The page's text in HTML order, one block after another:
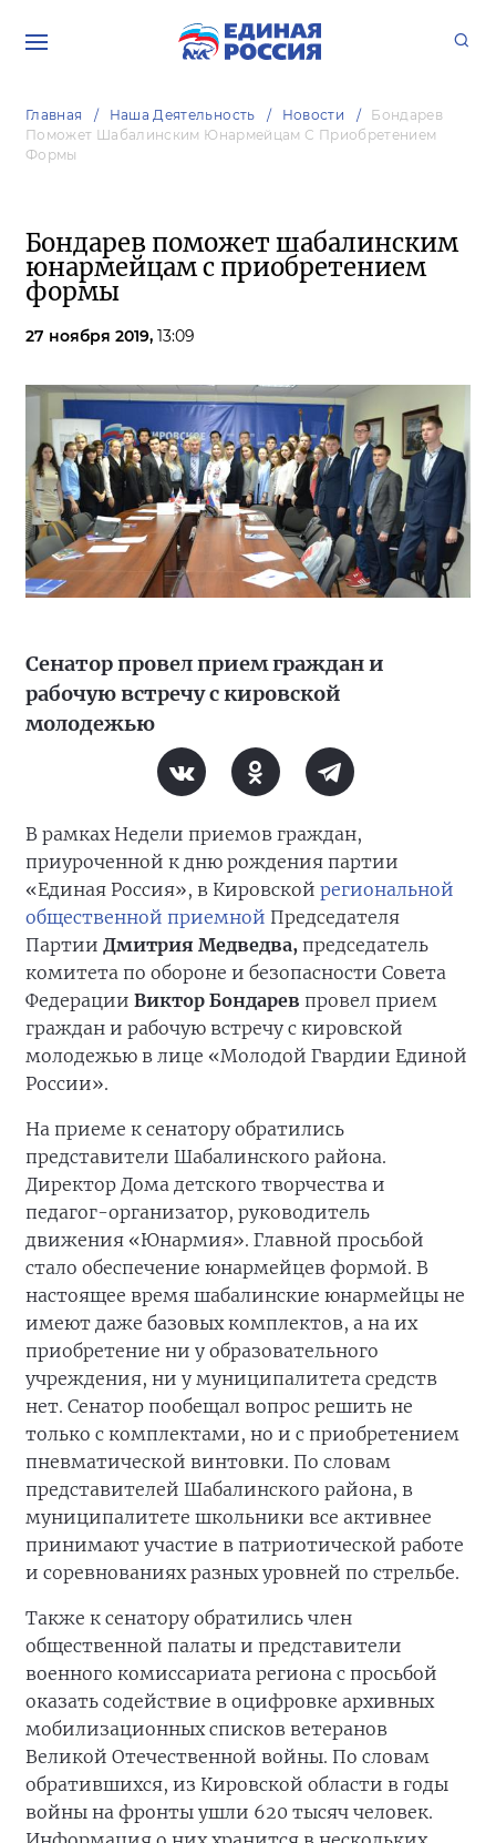
Главная Наша Деятельность Новости
Бондарев
Поможет Шабалинским Юнармейцам С Приобретением
Формы
Бондарев поможет шабалинским
юнармейцам с приобретением
формы
27 ноября 2019, 13:09
Сенатор провел прием граждан и
рабочую встречу с кировской
молодежью
В рамках Недели приемов граждан,
приуроченной к дню рождения партии
«Единая Россия», в Кировской региональной
общественной приемной Председателя
Партии Дмитрия Медведва, председатель
комитета по обороне и безопасности Совета
Федерации Виктор Бондарев провел прием
граждан и рабочую встречу с кировской
молодежью в лице «Молодой Гвардии Единой
России».
На приеме к сенатору обратились
представители Шабалинского района.
Директор Дома детского творчества и
педагог-организатор, руководитель
движения «Юнармия». Главной просьбой
стало обеспечение юнармейцев формой. В
настоящее время шабалинские юнармейцы не
имеют даже базовых комплектов, а на их
приобретение ни у образовательного
учреждения, ни у муниципалитета средств
нет. Сенатор пообещал вопрос решить не
только с комплектами, но и с приобретением
пневматической винтовки. По словам
представителей Шабалинского района, в
муниципалитете школьники все активнее
принимают участие в патриотической работе
и соревнованиях разных уровней по стрельбе.
Также к сенатору обратились член
общественной палаты и представители
военного комиссариата региона с просьбой
оказать содействие в оцифровке архивных
мобилизационных списков ветеранов
Великой Отечественной войны. По словам
обратившихся, из Кировской области в годы
войны на фронты ушли 620 тысяч человек.